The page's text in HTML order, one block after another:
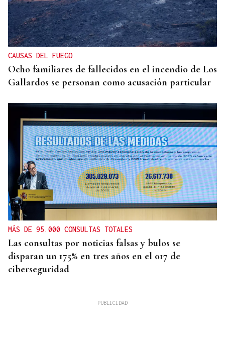
CAUSAS DEL FUEGO
Ocho familiares de fallecidos en el incendio de Los
Gallardos se personan como acusación particular
MÁS DE 95.000 CONSULTAS TOTALES
Las consultas por noticias falsas y bulos se
disparan un 175% en tres años en el 017 de
ciberseguridad